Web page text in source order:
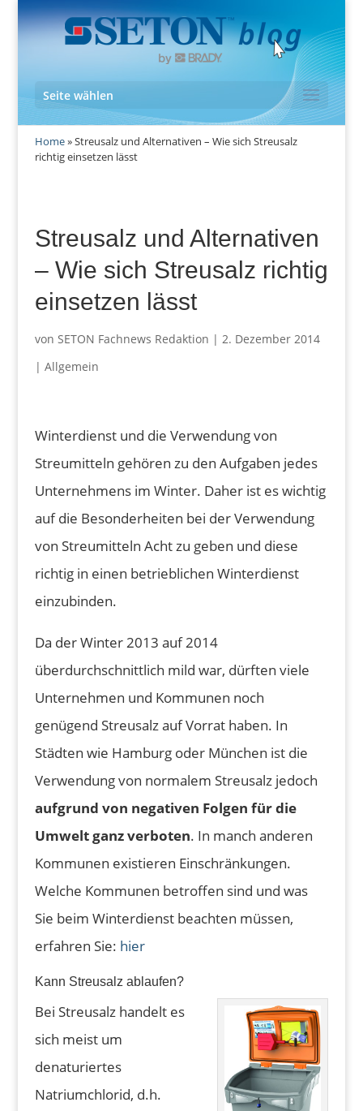
Seite wählen
Home»Streusalz und Alternativen – Wie sich Streusalz
richtig einsetzen lässt
Streusalz und Alternativen
– Wie sich Streusalz richtig
einsetzen lässt
von SETON Fachnews Redaktion | 2. Dezember 2014
| Allgemein
Winterdienst und die Verwendung von
Streumitteln gehören zu den Aufgaben jedes
Unternehmens im Winter. Daher ist es wichtig
auf die Besonderheiten bei der Verwendung
von Streumitteln Acht zu geben und diese
richtig in einen betrieblichen Winterdienst
einzubinden.
Da der Winter 2013 auf 2014
überdurchschnittlich mild war, dürften viele
Unternehmen und Kommunen noch
genügend Streusalz auf Vorrat haben. In
Städten wie Hamburg oder München ist die
Verwendung von normalem Streusalz jedoch
aufgrund von negativen Folgen für die
Umwelt ganz verboten. In manch anderen
Kommunen existieren Einschränkungen.
Welche Kommunen betroffen sind und was
Sie beim Winterdienst beachten müssen,
erfahren Sie: hier
Kann Streusalz ablaufen?
Bei Streusalz handelt es
sich meist um
denaturiertes
Natriumchlorid, d.h.